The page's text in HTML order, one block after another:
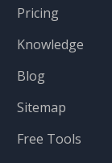
Pricing
Knowledge
Blog
Sitemap
Free Tools